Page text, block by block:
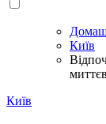
Київ
Київ